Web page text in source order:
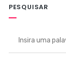
PESQUISAR